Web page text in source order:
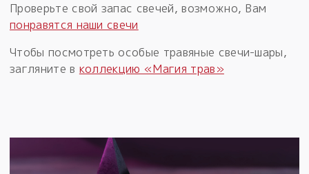
Проверьте свой запас свечей, возможно, Вам
понравятся наши свечи
Чтобы посмотреть особые травяные свечи-шары,
загляните в коллекцию «Магия трав»